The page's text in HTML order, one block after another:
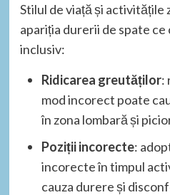
Stilul de viață și activitățile
apariția durerii de spate ce
inclusiv:
Ridicarea greutăților:
mod incorect poate
în zona lombară și
Poziții incorecte:
incorecte în timpul
cauza durere și